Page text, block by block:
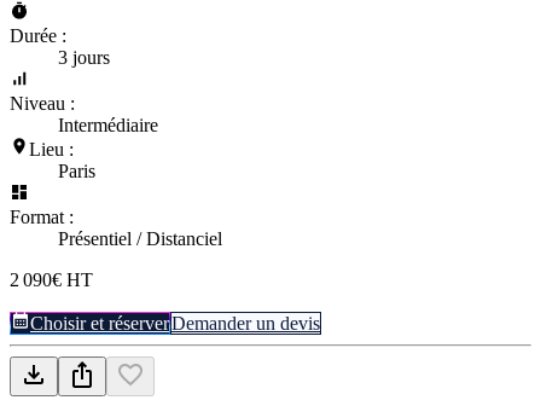
Durée :
3 jours
Niveau :
Intermédiaire
Lieu :
Paris
Format :
Présentiel / Distanciel
2 090€ HT
Choisir et réserverDemander un devis